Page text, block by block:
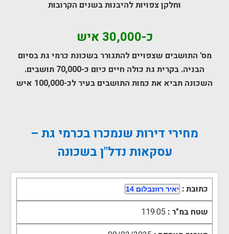
וחלקן צפויות להיבנות בשנים הקרובות
כ-30,000 איש
מס' התושבים שצפויים להתגורר בשכונת כרמי גת בסיום
הבניה. בקרית גת כולה חיים כיום כ-70,000 תושבים.
השכונה תביא את כמות התושבים בעיר לכ-100,000 איש
מחירי דירות שנמכרו בכרמי גת –
עסקאות נדל"ן בשכונה
כתובת : יאיר רוזנבלום 14
שטח במ"ר : 119.05